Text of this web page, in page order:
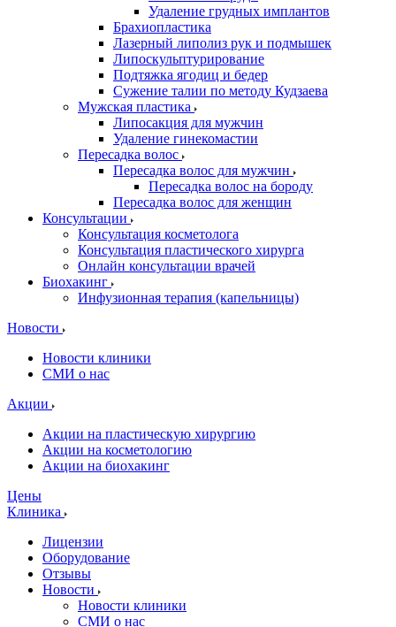
Удаление грудных имплантов
Брахиопластика
Лазерный липолиз рук и подмышек
Липоскульптурирование
Подтяжка ягодиц и бедер
Сужение талии по методу Кудзаева
Мужская пластика
Липосакция для мужчин
Удаление гинекомастии
Пересадка волос
Пересадка волос для мужчин
Пересадка волос на бороду
Пересадка волос для женщин
Консультации
Консультация косметолога
Консультация пластического хирурга
Онлайн консультации врачей
Биохакинг
Инфузионная терапия (капельницы)
Новости
Новости клиники
СМИ о нас
Акции
Акции на пластическую хирургию
Акции на косметологию
Акции на биохакинг
Цены
Клиника
Лицензии
Оборудование
Отзывы
Новости
Новости клиники
СМИ о нас